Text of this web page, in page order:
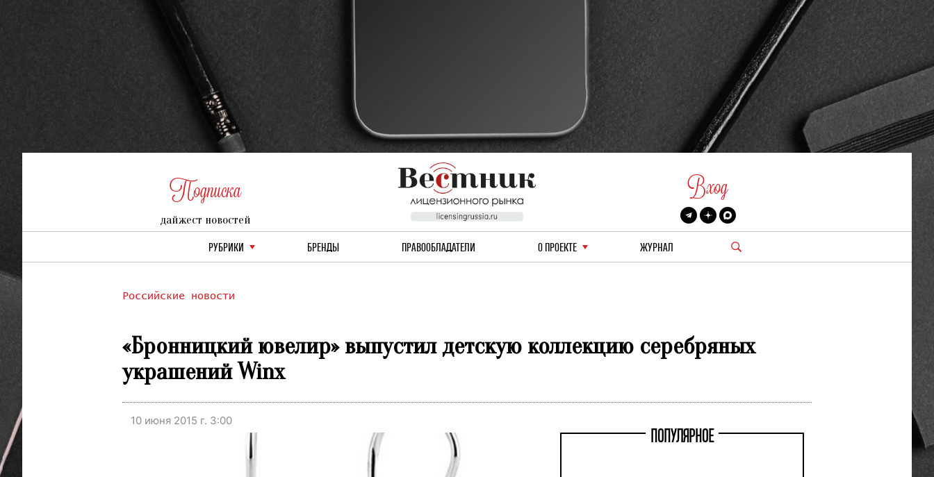
Подписка
дайжест новостей
Вход
РУБРИКИ БРЕНДЫ ПРАВООБЛАДАТЕЛИ О ПРОЕКТЕ ЖУРНАЛ
Российские новости
«Бронницкий ювелир» выпустил детскую коллекцию серебряных
украшений Winx
10 июня 2015 г. 3:00
ПОПУЛЯРНОЕ